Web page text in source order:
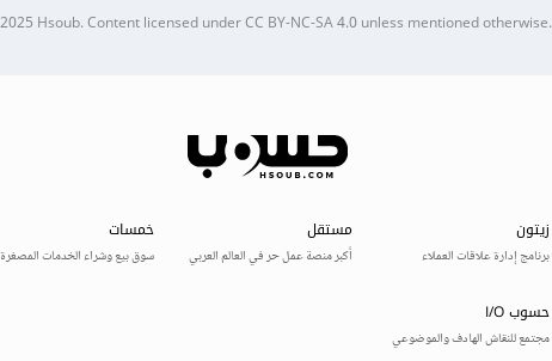
Hsoub.Content licensed underCC BY-NC-SA 4.0unless mentioned otherwise.